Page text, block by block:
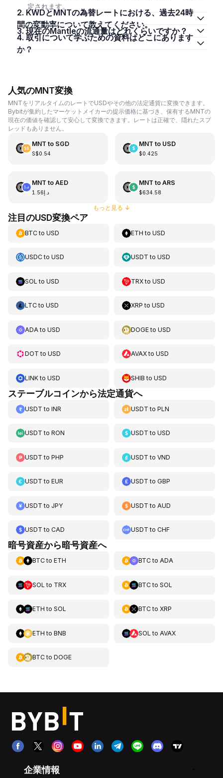
定されます。
2. KWDとMNTの為替レートにおける、過去24時
間の変動率について教えてください。
3. 現在のMantleの流通量はどれくらいですか？
4. 取引について学ぶための資料はどこにあります
か？
人気のMNT変換
MNTをリアルタイムのレートでUSDやその他の法定通貨に変換できます。
Bybitが集約したマーケットメイカーの提示価格に基づき、保有するMNTの
現在の価値を確認して安心して変換できます。レートは正確で、隠れたスプ
レッドもありません。
MNT to SGD
S$0.54
MNT to USD
$0.425
MNT to AED
د.إ1.56
MNT to ARS
$634.58
もっと見る ↓
注目のUSD変換ペア
BTCto USD ETH toUSD
USDCto USD USDT toUSD
SOL to USD TRXtoUSD
LTCto USD XRP toUSD
ADA to USD DOGEtoUSD
DOT to USD AVAXtoUSD
LINKto USD SHIB toUSD
ステーブルコインから法定通貨へ
USDT to INR USDT toPLN
USDT to RON USDT toUSD
USDT to PHP USDT toVND
USDT to EUR USDT toGBP
USDT to JPY USDT to AUD
USDT to CAD USDT toCHF
暗号資産から暗号資産へ
BTCto ETH BTCto ADA
SOL to TRX BTCto SOL
ETH to SOL BTCto XRP
ETH to BNB SOL to AVAX
BTCto DOGE
企業情報